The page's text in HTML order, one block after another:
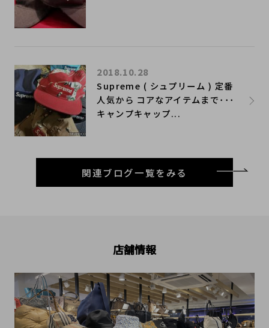
Supreme ( シュプリーム ) 定番
人気から コアなアイテムまで･･･
キャンプキャップ...
2018.10.28
関連ブログ一覧をみる
店舗情報